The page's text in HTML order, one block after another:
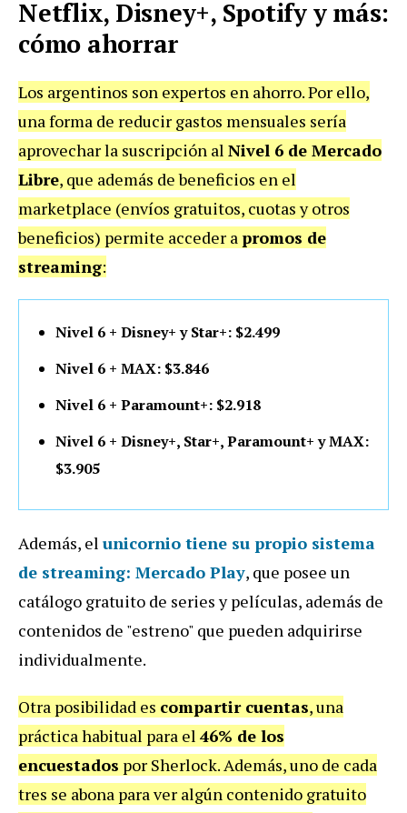
Netflix, Disney+, Spotify y más:
cómo ahorrar
Los argentinos son expertos en ahorro. Por ello,
una forma de reducir gastos mensuales sería
aprovechar la suscripción al Nivel 6 de Mercado
Libre, que además de beneficios en el
marketplace (envíos gratuitos, cuotas y otros
beneficios) permite acceder apromos de
streaming:
Nivel 6 + Disney+ y Star+: $2.499
Nivel 6 + MAX: $3.846
Nivel 6 + Paramount+: $2.918
Nivel 6 + Disney+, Star+, Paramount+ y MAX:
$3.905
Además, el unicornio tiene su propio sistema
de streaming: Mercado Play, que posee un
catálogo gratuito de series y películas, además de
contenidos de "estreno" que pueden adquirirse
individualmente.
Otra posibilidad es compartir cuentas, una
práctica habitual para el 46% de los
encuestados por Sherlock. Además, uno de cada
tres se abona para ver algún contenido gratuito